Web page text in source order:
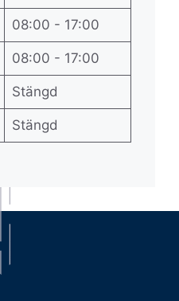
08:00 - 17:00
08:00 - 17:00
Stängd
Stängd